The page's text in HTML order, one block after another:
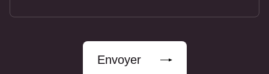
Envoyer